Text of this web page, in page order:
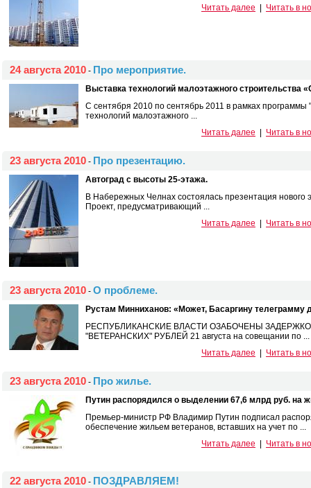
Читать далее
Читать в
24 августа 2010 - Про мероприятие.
Выставка технологий малоэтажного строительства
С сентября 2010 по сентябрь 2011 в рамках
технологий малоэтажного ...
Читать далее
Читать в
23 августа 2010 - Про презентацию.
Автоград с высоты 25-этажа.
В Набережных Челнах состоялась презентация нового
Проект, предусматривающий ...
Читать далее
Читать в
23 августа 2010 - О проблеме.
Рустам Минниханов: «Может, Басаргину телеграмму
РЕСПУБЛИКАНСКИЕ ВЛАСТИ ОЗАБОЧЕНЫ
"ВЕТЕРАНСКИХ" РУБЛЕЙ 21 августа на совещании по ...
Читать далее
Читать в
23 августа 2010 - Про жилье.
Путин распорядился о выделении 67,6 млрд руб. на
Премьер-министр РФ Владимир Путин подписал
обеспечение жильем ветеранов, вставших на учет по ...
Читать далее
Читать в
22 августа 2010 - ПОЗДРАВЛЯЕМ!